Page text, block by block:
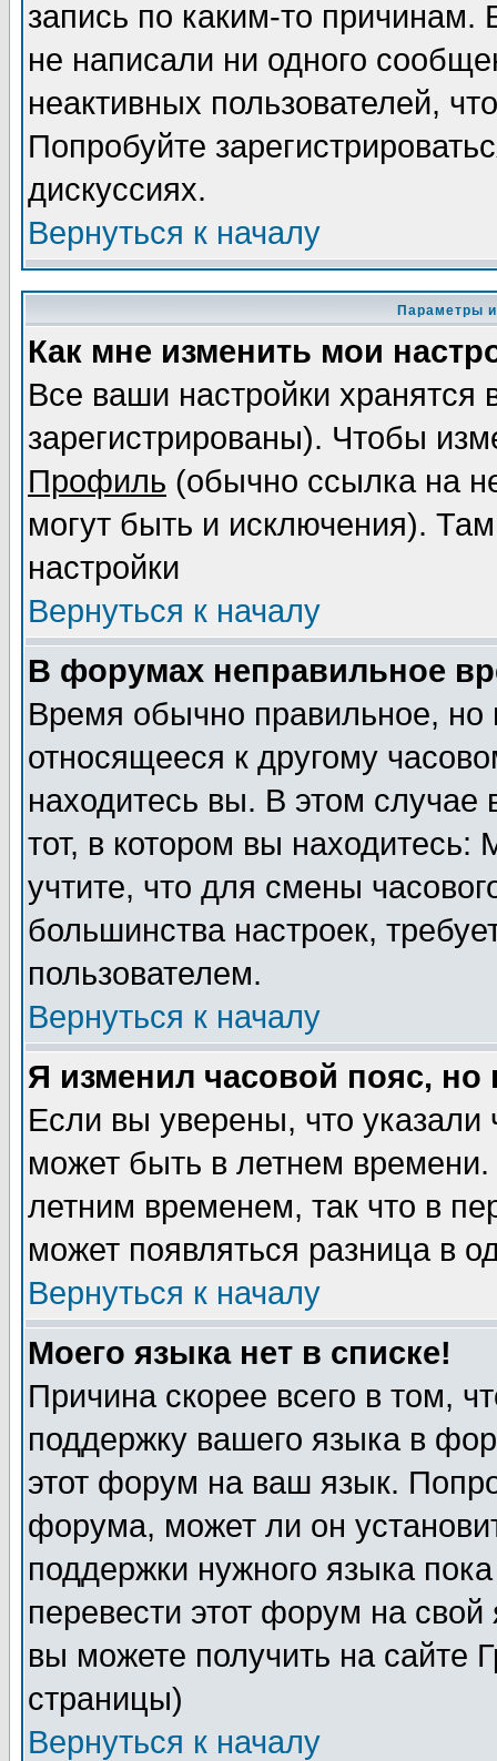
запись по каким-то
не написали ни одного
неактивных пользователей,
Попробуйте
дискуссиях.
Вернуться к началу
Параметры
Как мне изменить мои
Все ваши настройки
зарегистрированы). Чтобы
Профиль (обычно ссылка на
могут быть и исключения).
настройки
Вернуться к началу
В форумах неправильное
Время обычно правильное,
относящееся к другому
находитесь вы. В этом
тот, в котором вы
учтите, что для смены
большинства настроек,
пользователем.
Вернуться к началу
Я изменил часовой пояс,
Если вы уверены, что указали
может быть в летнем
летним временем, так что в
может появляться разница в
Вернуться к началу
Моего языка нет в списке!
Причина скорее всего в том,
поддержку вашего языка в
этот форум на ваш язык.
форума, может ли он
поддержки нужного языка
перевести этот форум на
вы можете получить на сайте
страницы)
Вернуться к началу